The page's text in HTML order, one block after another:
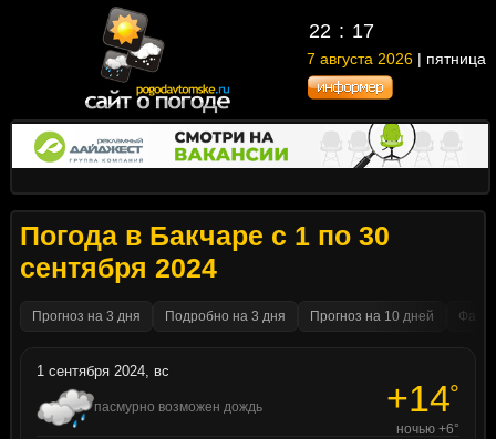
22 17
7 августа 2026 | пятница
Погода в Бакчаре с 1 по 30
сентября 2024
Прогноз на 3 дня Подробно на 3 дня Прогноз на 10 дней
1 сентября 2024, вс
пасмурно возможен дождь +14°
ночью +6°